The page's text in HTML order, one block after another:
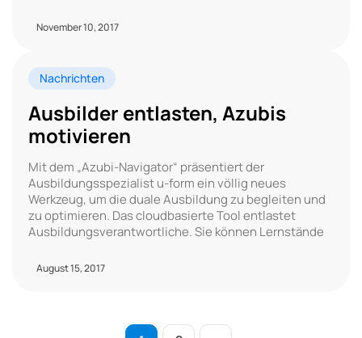
November 10, 2017
Nachrichten
Ausbilder entlasten, Azubis
motivieren
Mit dem „Azubi-Navigator“ präsentiert der
Ausbildungsspezialist u-form ein völlig neues
Werkzeug, um die duale Ausbildung zu begleiten und
zu optimieren. Das cloudbasierte Tool entlastet
Ausbildungsverantwortliche. Sie können Lernstände
August 15, 2017